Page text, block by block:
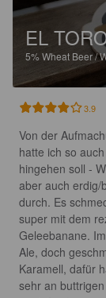
EL
5%Wheat Beer /
3.9
Von der
hatte ich so
hingehen soll -
aber auch erdig/
durch. Es
super mit dem
Geleebanane.
Ale, doch
Karamell, dafür
sehr an